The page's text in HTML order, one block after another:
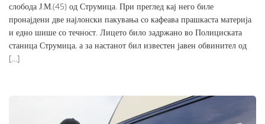
слобода Ј.М.(45) од Струмица. При преглед кај него биле
пронајдени две најлонски пакувања со кафеава прашкаста материја
и едно шише со течност. Лицето било задржано во Полициската
станица Струмица, а за настанот бил известен јавен обвинител од
[…]